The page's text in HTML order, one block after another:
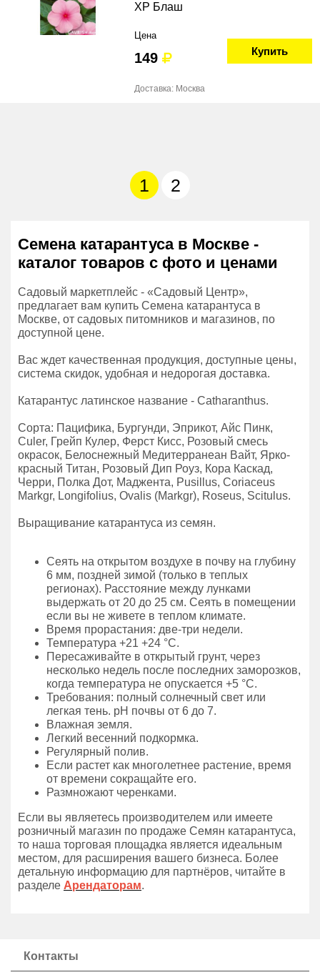
ХР Блаш
Цена
149 Купить
Доставка: Москва
1 2
Семена катарантуса в Москве -
каталог товаров с фото и ценами
Садовый маркетплейс - «Садовый Центр»,
предлагает вам купить Семена катарантуса в
Москве, от садовых питомников и магазинов, по
доступной цене.
Вас ждет качественная продукция, доступные цены,
система скидок, удобная и недорогая доставка.
Катарантус латинское название - Catharanthus.
Сорта: Пацифика, Бургунди, Эприкот, Айс Пинк,
Culer, Грейп Кулер, Ферст Кисс, Розовый смесь
окрасок, Белоснежный Медитерранеан Вайт, Ярко-
красный Титан, Розовый Дип Роуз, Кора Каскад,
Черри, Полка Дот, Маджента, Pusillus, Сoriaceus
Markgr, Longifolius, Ovalis (Markgr), Roseus, Scitulus.
Выращивание катарантуса из семян.
Сеять на открытом воздухе в почву на глубину
6 мм, поздней зимой (только в теплых
регионах). Расстояние между лунками
выдержать от 20 до 25 см. Сеять в помещении
если вы не живете в теплом климате.
Время прорастания: две-три недели.
Температура +21 +24 °C.
Пересаживайте в открытый грунт, через
несколько недель после последних заморозков,
когда температура не опускается +5 °C.
Требования: полный солнечный свет или
легкая тень. рН почвы от 6 до 7.
Влажная земля.
Легкий весенний подкормка.
Регулярный полив.
Если растет как многолетнее растение, время
от времени сокращайте его.
Размножают черенками.
Если вы являетесь производителем или имеете
розничный магазин по продаже Семян катарантуса,
то наша торговая площадка является идеальным
местом, для расширения вашего бизнеса. Более
детальную информацию для партнёров, читайте в
разделе Арендаторам.
Контакты